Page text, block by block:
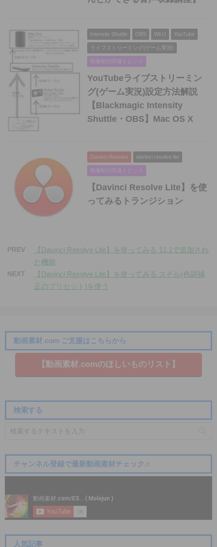
Intensity Shuttle OBS Wii U YouTube
ライブストリーミング(ゲーム実況)
映像制作関連トピック
YouTubeライブストリーミン
グ(ゲーム実況)設定方法解説
【Blackmagic Intensity
Shuttle・OBS】Mac OS X
Davinci Resolve davinci resolve lite
映像制作関連トピック
【Davinci Resolve Lite】を使
ってみるトランジション
PREV
【Davinci Resolve Lite】を使ってみる 11.1で追加され
た機能
NEXT
【Davinci Resolve Lite】を使ってみる スチル(色調補
正のプリセット)を使う
動画素材.com ご支援はこちらから
【動画素材.co​mのほしいものリスト】
検索する
チャンネル登録で最新動画素材チェック♬
人気記事